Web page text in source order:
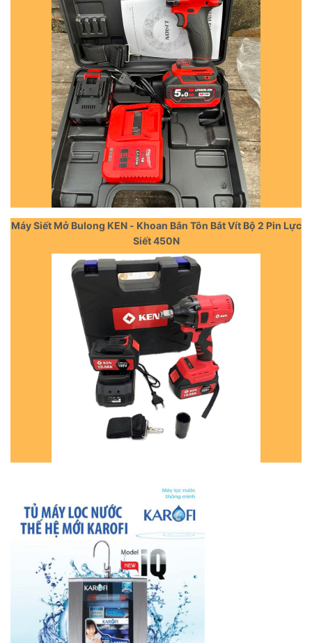
Máy Siết Mở Bulong KEN - Khoan Bắn Tôn Bắt Vít Bộ 2 Pin Lực
Siết 450N